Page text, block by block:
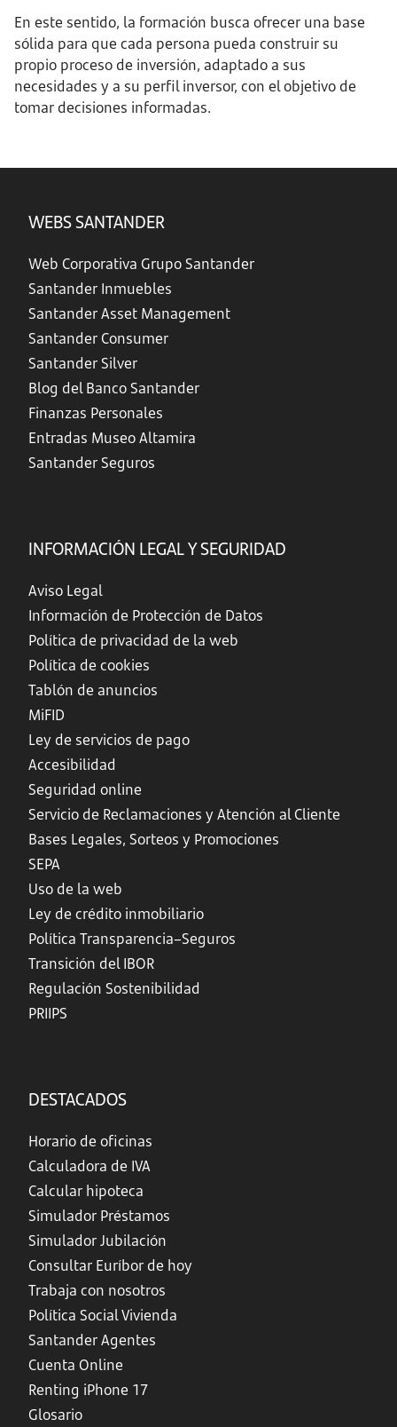
En este sentido, la formación busca ofrecer una base
sólida para que cada persona pueda construir su
propio proceso de inversión, adaptado a sus
necesidades y a su perfil inversor, con el objetivo de
tomar decisiones informadas.
WEBS SANTANDER
Web Corporativa Grupo Santander
Santander Inmuebles
Santander Asset Management
Santander Consumer
Santander Silver
Blog del Banco Santander
Finanzas Personales
Entradas Museo Altamira
Santander Seguros
INFORMACIÓN LEGAL Y SEGURIDAD
Aviso Legal
Información de Protección de Datos
Política de privacidad de la web
Política de cookies
Tablón de anuncios
MiFID
Ley de servicios de pago
Accesibilidad
Seguridad online
Servicio de Reclamaciones y Atención al Cliente
Bases Legales, Sorteos y Promociones
SEPA
Uso de la web
Ley de crédito inmobiliario
Política Transparencia–Seguros
Transición del IBOR
Regulación Sostenibilidad
PRIIPS
DESTACADOS
Horario de oficinas
Calculadora de IVA
Calcular hipoteca
Simulador Préstamos
Simulador Jubilación
Consultar Euríbor de hoy
Trabaja con nosotros
Política Social Vivienda
Santander Agentes
Cuenta Online
Renting iPhone 17
Glosario